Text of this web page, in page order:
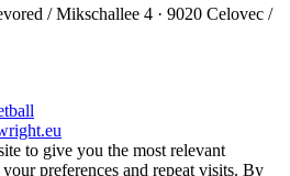
/ Mikschallee 4 · 9020 Celovec /
to give you the most relevant
preferences and repeat visits. By